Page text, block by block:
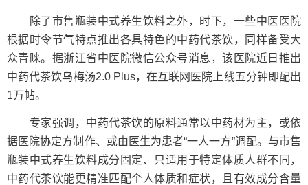
除了市售瓶装中式养生饮料之外，时下，一些中医医院
根据时令节气特点推出各具特色的中药代茶饮，同样备受大
众青睐。据浙江省中医院微信公众号消息，该医院近日推出
中药代茶饮乌梅汤2.0 Plus，在互联网医院上线五分钟即配出
1万帖。
专家强调，中药代茶饮的原料通常以中药材为主，或依
据医院协定方制作、或由医生为患者“一人一方”调配。与市售
瓶装中式养生饮料成分固定、只适用于特定体质人群不同，
中药代茶饮能更精准匹配个人体质和症状，且有效成分含量